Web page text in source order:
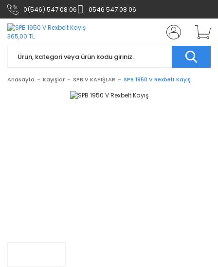
0(546) 547 08 06 0546 547 08 06
Anasayfa Kayışlar SPB V KAYIŞLAR SPB 1950 V Rexbelt Kayış